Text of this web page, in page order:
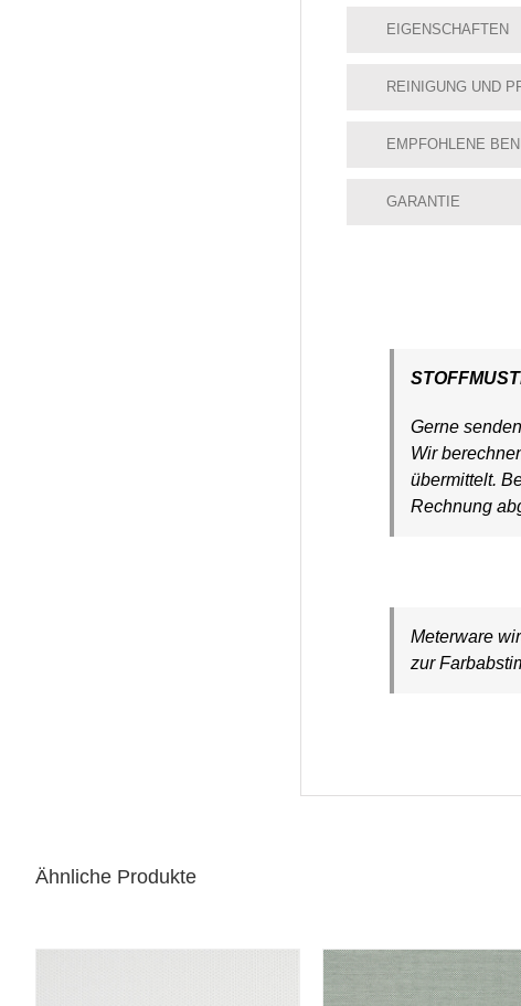
EIGENSCHAFTEN
REINIGUNG UND
EMPFOHLENE
GARANTIE
Gerne
Wir
übermittelt.
Rechnung
Meterware
zur
Ähnliche Produkte